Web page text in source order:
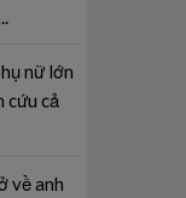
nữ lớn
cứu cả
về anh